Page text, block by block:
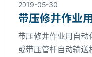
2019-05-30
带压修井作业
带压修井作业用自动
或带压管杆自动输送